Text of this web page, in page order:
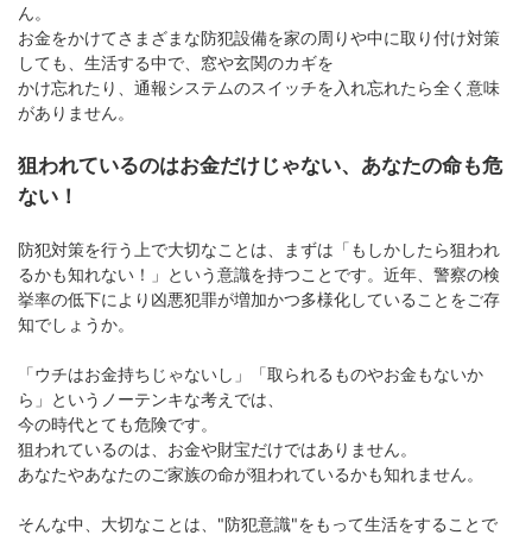
ん。
お金をかけてさまざまな防犯設備を家の周りや中に取り付け対策
しても、生活する中で、窓や玄関のカギを
かけ忘れたり、通報システムのスイッチを入れ忘れたら全く意味
がありません。
狙われているのはお金だけじゃない、あなたの命も危
ない！
防犯対策を行う上で大切なことは、まずは「もしかしたら狙われ
るかも知れない！」という意識を持つことです。近年、警察の検
挙率の低下により凶悪犯罪が増加かつ多様化していることをご存
知でしょうか。
「ウチはお金持ちじゃないし」「取られるものやお金もないか
ら」というノーテンキな考えでは、
今の時代とても危険です。
狙われているのは、お金や財宝だけではありません。
あなたやあなたのご家族の命が狙われているかも知れません。
そんな中、大切なことは、"防犯意識"をもって生活をすることで